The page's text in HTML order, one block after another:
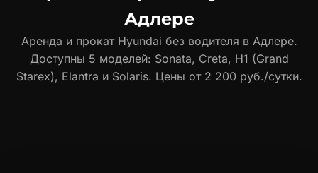
Адлере
Аренда и прокат Hyundai без водителя в Адлере.
Доступны 5 моделей: Sonata, Creta, H1 (Grand
Starex), Elantra и Solaris. Цены от 2 200 руб./сутки.